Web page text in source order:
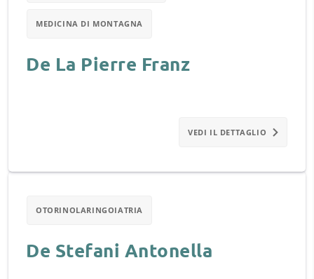
MEDICINA DI MONTAGNA
De La Pierre Franz
VEDI IL DETTAGLIO
OTORINOLARINGOIATRIA
De Stefani Antonella